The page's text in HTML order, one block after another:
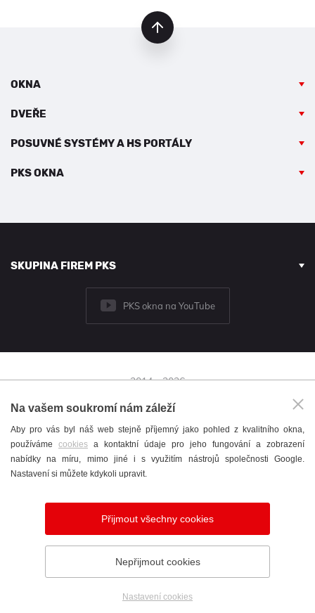
OKNA
DVEŘE
POSUVNÉ SYSTÉMY A HS PORTÁLY
PKS OKNA
SKUPINA FIREM PKS
PKS okna na YouTube
2014 - 2026
Brněnská 126/38,
591 01 Žďár nad Sázavou
+420 566 697 301
okna@pks.cz
Vytvořil webProgress
Poptávka
Na vašem soukromí nám záleží
Aby pro vás byl náš web stejně příjemný jako pohled z kvalitního okna,
používáme cookies a kontaktní údaje pro jeho fungování a zobrazení
nabídky na míru, mimo jiné i s využitím nástrojů společnosti Google.
Nastavení si můžete kdykoli upravit.
Přijmout všechny cookies
Nepřijmout cookies
Nastavení cookies